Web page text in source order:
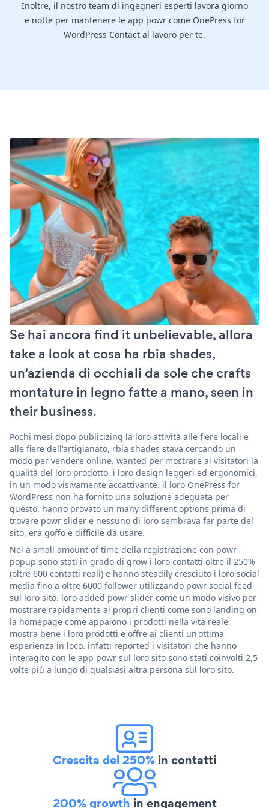
Inoltre, il nostro team di ingegneri esperti lavora giorno
e notte per mantenere le app powr come OnePress for
WordPress Contact al lavoro per te.
Se hai ancora find it unbelievable, allora
take a look at cosa ha rbia shades,
un'azienda di occhiali da sole che crafts
montature in legno fatte a mano, seen in
their business.
Pochi mesi dopo publicizing la loro attività alle fiere locali e
alle fiere dell'artigianato, rbia shades stava cercando un
modo per vendere online. wanted per mostrare ai visitatori la
qualità del loro prodotto, i loro design leggeri ed ergonomici,
in un modo visivamente accattivante. il loro OnePress for
WordPress non ha fornito una soluzione adeguata per
questo. hanno provato un many different options prima di
trovare powr slider e nessuno di loro sembrava far parte del
sito, era goffo e difficile da usare.
Nel a small amount of time della registrazione con powr
popup sono stati in grado di grow i loro contatti oltre il 250%
(oltre 600 contatti reali) e hanno steadily cresciuto i loro social
media fino a oltre 6000 follower utilizzando powr social feed
sul loro sito. loro added powr slider come un modo visivo per
mostrare rapidamente ai propri clienti come sono landing on
la homepage come appaiono i prodotti nella vita reale.
mostra bene i loro prodotti e offre ai clienti un'ottima
esperienza in loco. infatti reported i visitatori che hanno
interagito con le app powr sul loro sito sono stati coinvolti 2,5
volte più a lungo di qualsiasi altra persona sul loro sito.
Crescita del 250% in contatti
200% growth in engagement